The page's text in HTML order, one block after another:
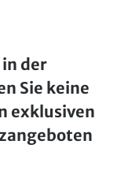
der
Sie keine
exklusiven